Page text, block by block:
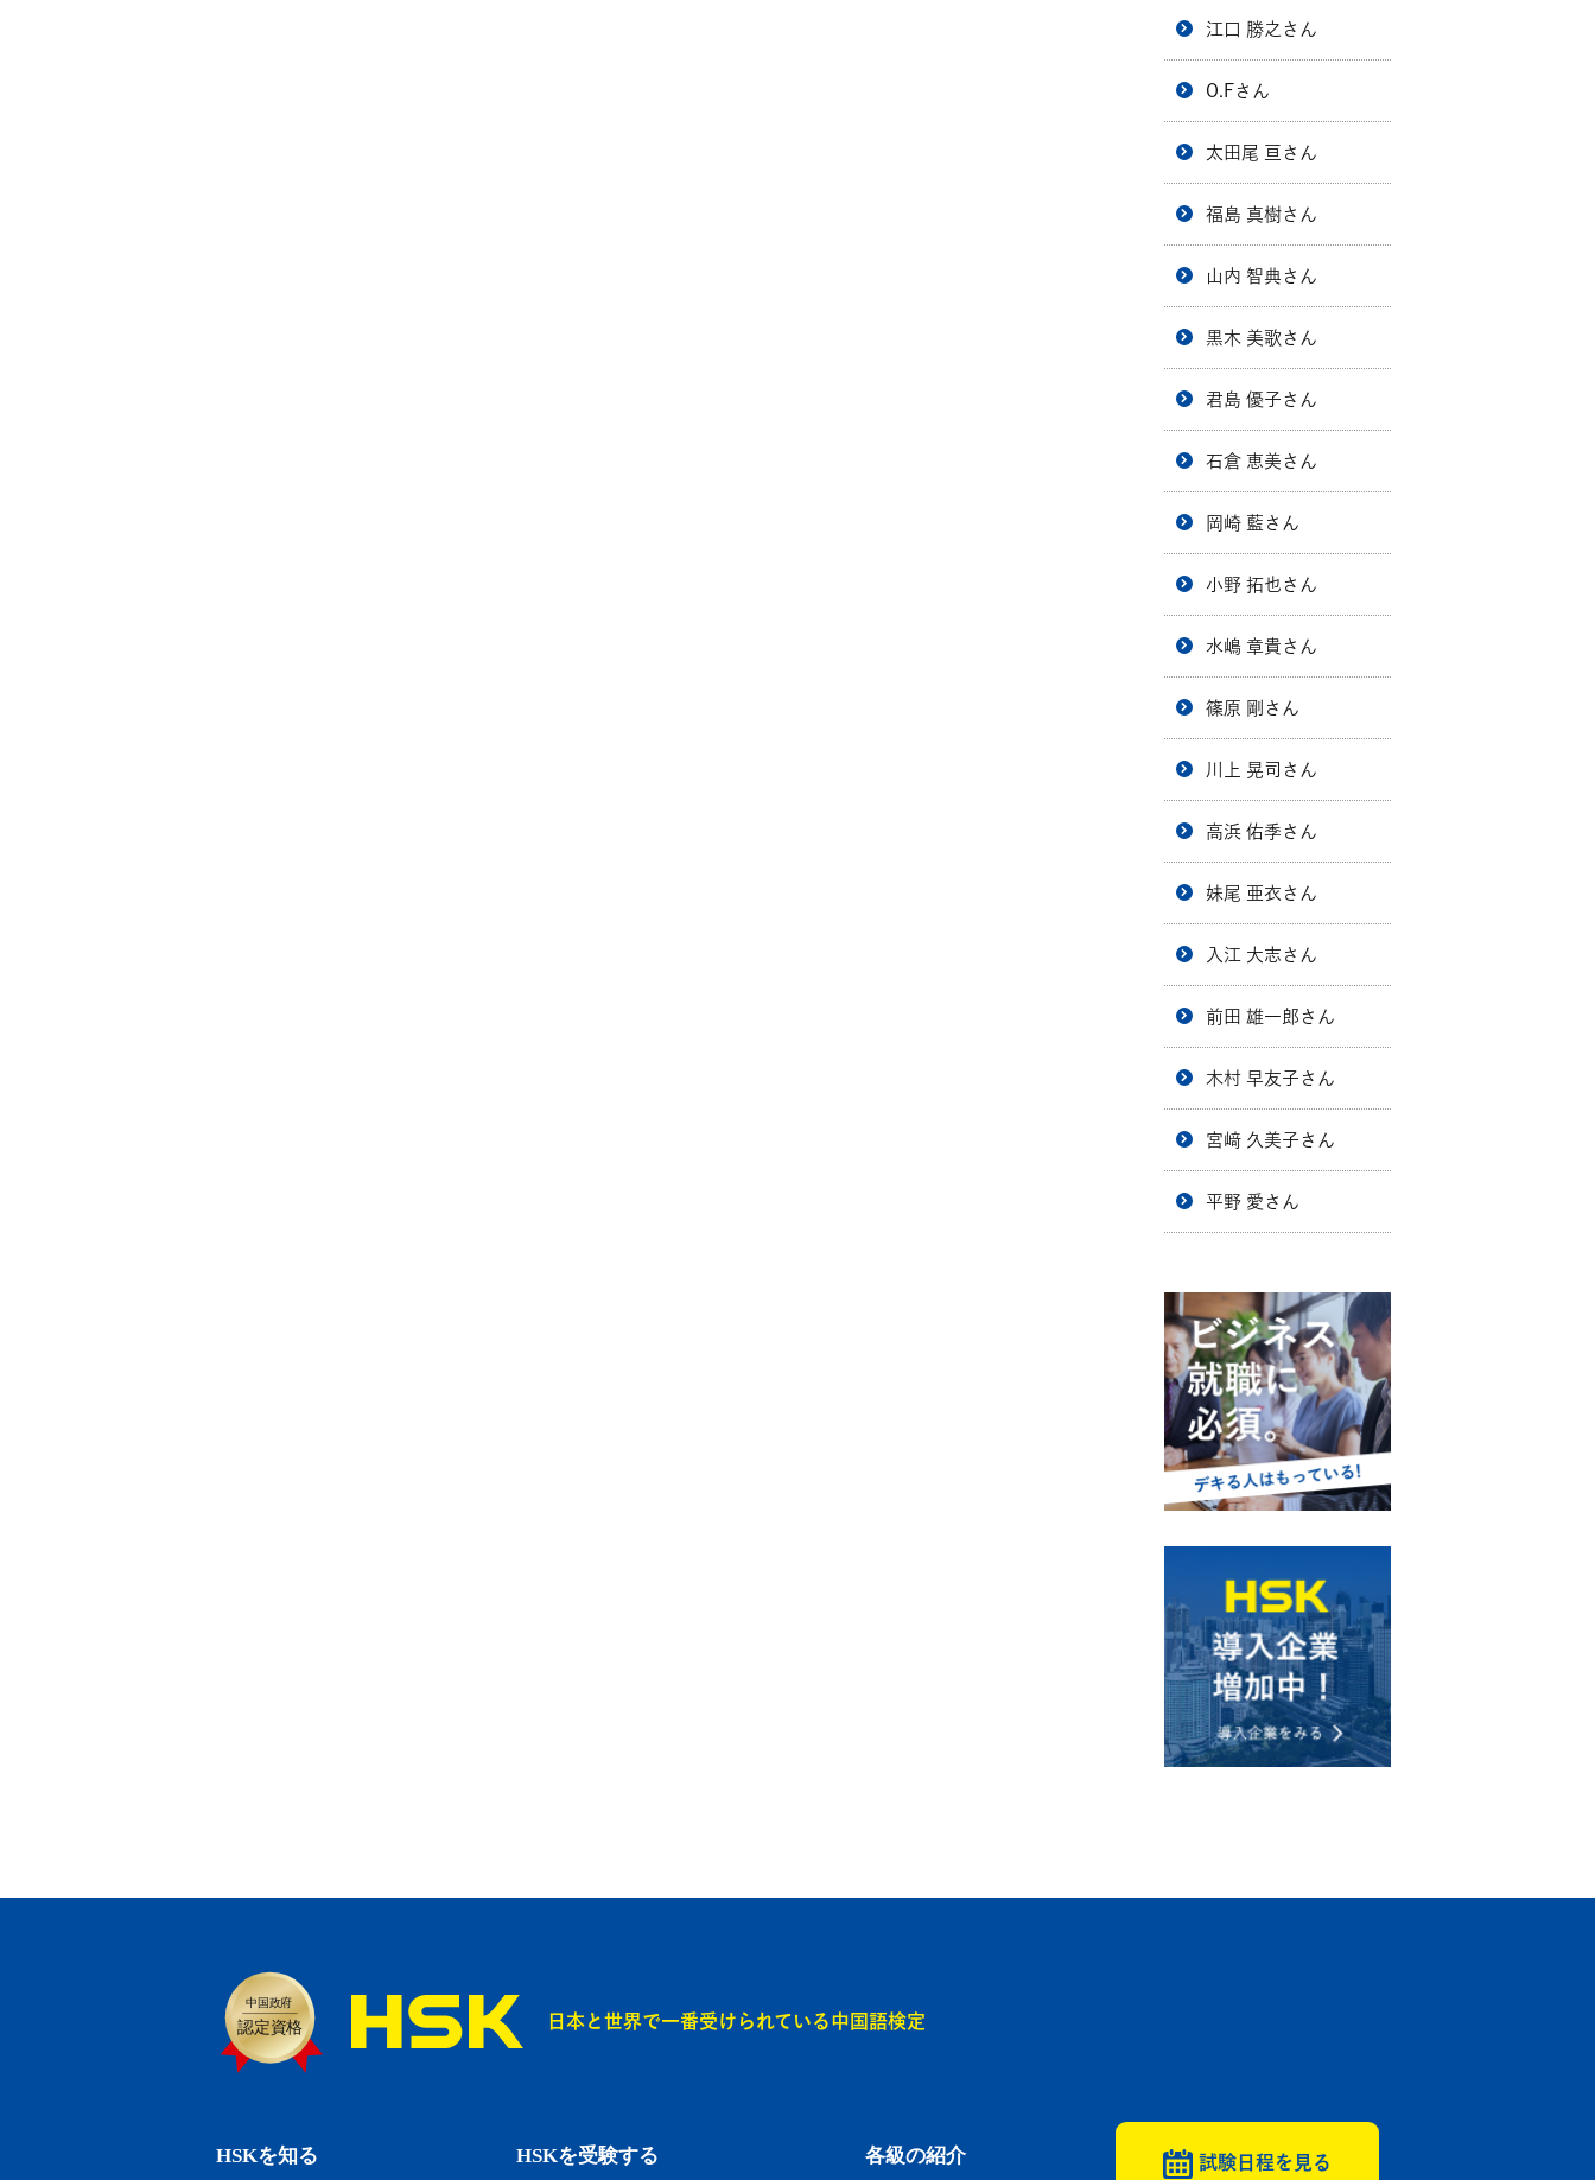
江口 勝之さん
O.Fさん
太田尾 亘さん
福島 真樹さん
山内 智典さん
黒木 美歌さん
君島 優子さん
石倉 恵美さん
岡崎 藍さん
小野 拓也さん
水嶋 章貴さん
篠原 剛さん
川上 晃司さん
高浜 佑季さん
妹尾 亜衣さん
入江 大志さん
前田 雄一郎さん
木村 早友子さん
宮﨑 久美子さん
平野 愛さん
日本と世界で一番受けられている中国語検定
HSKを知る HSKを受験する 各級の紹介 試験日程を見る